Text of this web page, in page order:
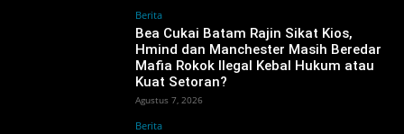
Berita
‎Bea Cukai Batam Rajin Sikat Kios,
Hmind dan Manchester Masih Beredar
Mafia Rokok Ilegal Kebal Hukum atau
Kuat Setoran?
Agustus 7, 2026
Berita